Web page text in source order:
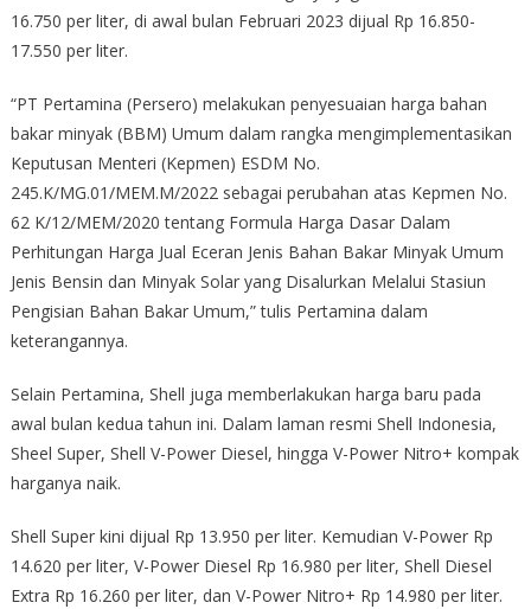
16.750 per liter, di awal bulan Februari 2023 dijual Rp 16.850-
17.550 per liter.
“PT Pertamina (Persero) melakukan penyesuaian harga bahan
bakar minyak (BBM) Umum dalam rangka mengimplementasikan
Keputusan Menteri (Kepmen) ESDM No.
245.K/MG.01/MEM.M/2022 sebagai perubahan atas Kepmen No.
62 K/12/MEM/2020 tentang Formula Harga Dasar Dalam
Perhitungan Harga Jual Eceran Jenis Bahan Bakar Minyak Umum
Jenis Bensin dan Minyak Solar yang Disalurkan Melalui Stasiun
Pengisian Bahan Bakar Umum,” tulis Pertamina dalam
keterangannya.
Selain Pertamina, Shell juga memberlakukan harga baru pada
awal bulan kedua tahun ini. Dalam laman resmi Shell Indonesia,
Sheel Super, Shell V-Power Diesel, hingga V-Power Nitro+ kompak
harganya naik.
Shell Super kini dijual Rp 13.950 per liter. Kemudian V-Power Rp
14.620 per liter, V-Power Diesel Rp 16.980 per liter, Shell Diesel
Extra Rp 16.260 per liter, dan V-Power Nitro+ Rp 14.980 per liter.